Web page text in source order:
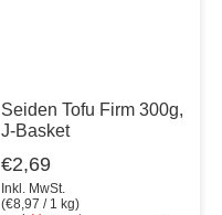
Seiden Tofu Firm 300g,
J-Basket
€2,69
Inkl. MwSt.
(€8,97 / 1 kg)